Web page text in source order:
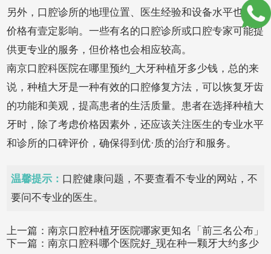
另外，口腔诊所的地理位置、医生经验和设备水平也会对
价格有壹定影响。一些有名的口腔诊所或口腔专家可能提
供更专业的服务，但价格也会相应较高。
南京口腔科医院在哪里预约_大牙种植牙多少钱，总的来
说，种植大牙是一种有效的口腔修复方法，可以恢复牙齿
的功能和美观，提高患者的生活质量。患者在选择种植大
牙时，除了考虑价格因素外，还应该关注医生的专业水平
和诊所的口碑评价，确保得到优·质的治疗和服务。
温馨提示： 口腔健康问题，不要查看不专业的网站，不
要问不专业的医生。
上一篇：南京口腔种植牙医院哪家更知名「前三名公布」
美国皓圣种植牙质量好不好
下一篇：南京口腔科哪个医院好_现在种一颗牙大约多少